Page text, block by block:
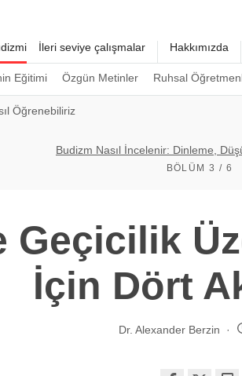
Eğitimi Özgün Metinler Ruhsal
İleri seviye çalışmalar Hakkımızda
Öğrenebiliriz
Budizm Nasıl İncelenir: Dinleme,
BÖLÜM 3 / 6
Geçicilik
İçin Dört
Dr. Alexander Berzin